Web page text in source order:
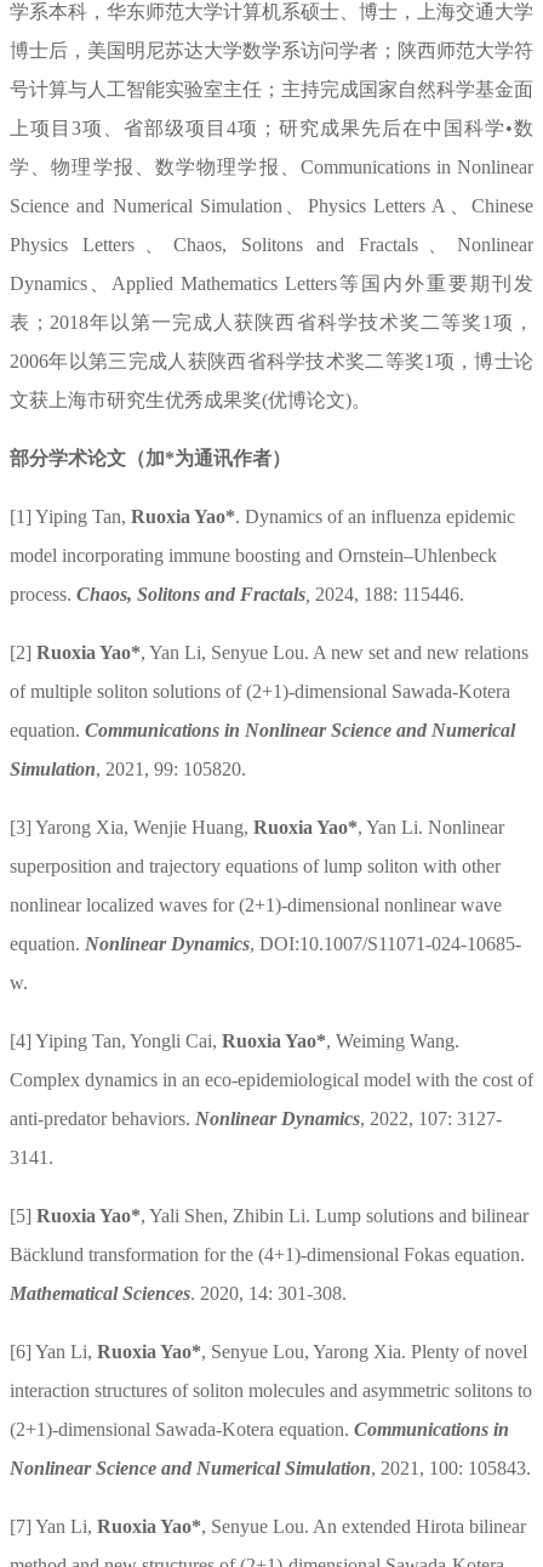
学系本科，华东师范大学计算机系硕士、博士，上海交通大学
博士后，美国明尼苏达大学数学系访问学者；陕西师范大学符
号计算与人工智能实验室主任；主持完成国家自然科学基金面
上项目 3项、省部级项目 4项；研究成果先后在中国科学•数
学、物理学报、数学物理学报、 Communications in Nonlinear
Science and Numerical Simulation
Physics Letters A 、Chinese
Physics Letters、 Chaos, Solitons and Fractals
Nonlinear
Dynamics
Applied Mathematics Letters等国内外重要期刊发
表； 2018年以第一完成人获陕西省科学技术奖二等奖1 项，
2006年以第三完成人获陕西省科学技术奖二等奖1 项，博士论
文获上海市研究生优秀成果奖(优博论文)。
部分学术论文（加*为通讯作者）
[1] Yiping Tan, Ruoxia Yao*. Dynamics of an influenza epidemic
model incorporating immune boosting and Ornstein–Uhlenbeck
process. Chaos, Solitons and Fractals 2024, 188: 115446.
[2] Ruoxia Yao*, Yan Li, Senyue Lou. A new set and new relations
of multiple soliton solutions of (2+1)-dimensional Sawada-Kotera
equation. Communications in Nonlinear Science and Numerical
Simulation, 2021, 99: 105820.
[3] Yarong Xia, Wenjie Huang, Ruoxia Yao*, Yan Li. Nonlinear
superposition and trajectory equations of lump soliton with other
nonlinear localized waves for (2+1)-dimensional nonlinear wave
equation. Nonlinear Dynamics, DOI:10.1007/S11071-024-10685-
w.
[4] Yiping Tan, Yongli Cai, Ruoxia Yao*, Weiming Wang.
Complex dynamics in an eco-epidemiological model with the cost of
anti-predator behaviors. Nonlinear Dynamics, 2022, 107: 3127-
3141.
[5] Ruoxia Yao*, Yali Shen, Zhibin Li. Lump solutions and bilinear
Bäcklund transformation for the (4+1)-dimensional Fokas equation.
Mathematical Sciences. 2020, 14: 301-308.
[6] Yan Li, Ruoxia Yao*, Senyue Lou, Yarong Xia. Plenty ofnovel
interaction structures of soliton molecules and asymmetric solitons to
(2+1)-dimensional Sawada-Kotera equation. Communications in
Nonlinear Science and Numerical Simulation, 2021, 100: 105843.
[7] Yan Li, Ruoxia Yao*, Senyue Lou. An extended Hirota bilinear